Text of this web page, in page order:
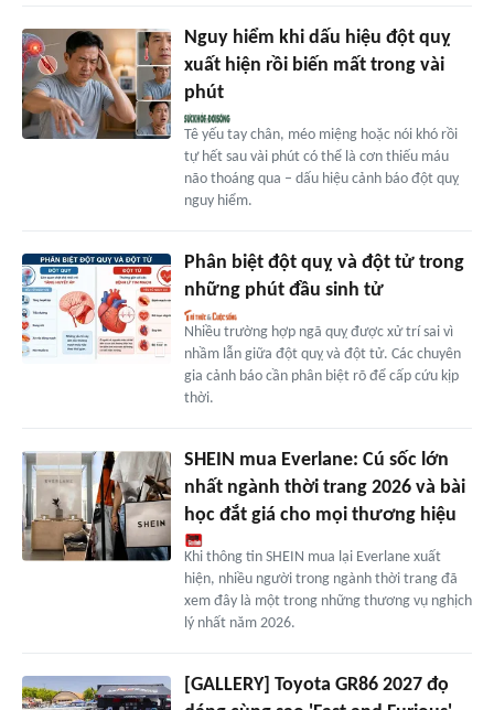
Nguy hiểm khi dấu hiệu đột quỵ
xuất hiện rồi biến mất trong vài
phút
Tê yếu tay chân, méo miệng hoặc nói khó rồi
tự hết sau vài phút có thể là cơn thiếu máu
não thoáng qua – dấu hiệu cảnh báo đột quỵ
nguy hiểm.
Phân biệt đột quỵ và đột tử trong
những phút đầu sinh tử
Nhiều trường hợp ngã quỵ được xử trí sai vì
nhầm lẫn giữa đột quỵ và đột tử. Các chuyên
gia cảnh báo cần phân biệt rõ để cấp cứu kịp
thời.
SHEIN mua Everlane: Cú sốc lớn
nhất ngành thời trang 2026 và bài
học đắt giá cho mọi thương hiệu
Khi thông tin SHEIN mua lại Everlane xuất
hiện, nhiều người trong ngành thời trang đã
xem đây là một trong những thương vụ nghịch
lý nhất năm 2026.
[GALLERY] Toyota GR86 2027 đọ